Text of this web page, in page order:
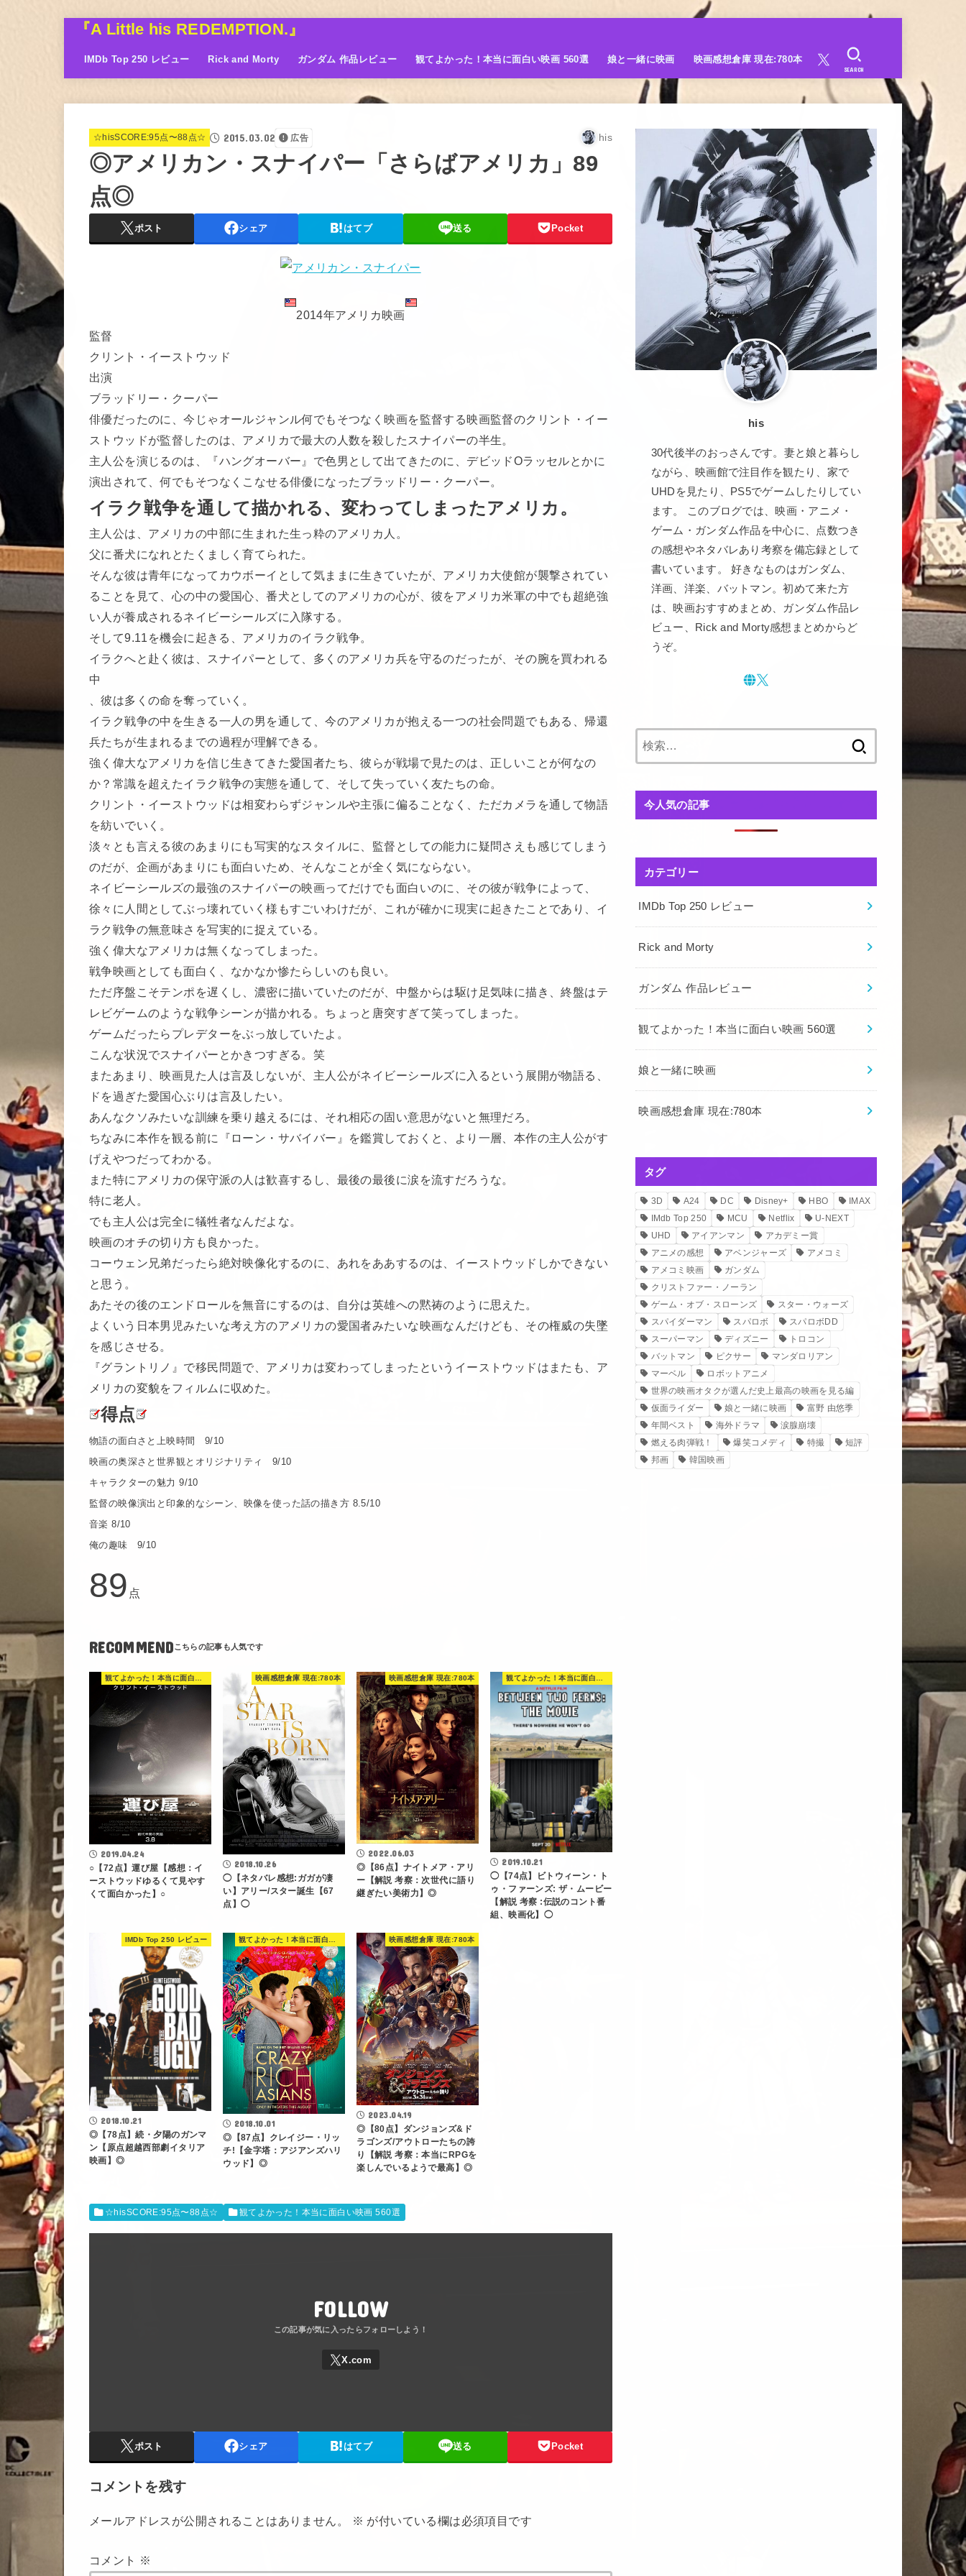
『A Little his REDEMPTION.』
IMDb Top 250 レビュー Rick and Morty ガンダム 作品レビュー 観てよかった！本当に面白い映画 560選 娘と一緒に映画 映画感想倉庫 現在:780本
SEARCH
☆hisSCORE:95点〜88点☆ 2015.03.02 広告 his
◎アメリカン・スナイパー「さらばアメリカ」89
点◎
ポスト シェア はてブ 送る Pocket
2014年アメリカ映画
監督
クリント・イーストウッド
出演
ブラッドリー・クーパー
俳優だったのに、今じゃオールジャンル何でもそつなく映画を監督する映画監督のクリント・イー
ストウッドが監督したのは、アメリカで最大の人数を殺したスナイパーの半生。
主人公を演じるのは、『ハングオーバー』で色男として出てきたのに、デビッドOラッセルとかに
演出されて、何でもそつなくこなせる俳優になったブラッドリー・クーパー。
イラク戦争を通して描かれる、変わってしまったアメリカ。
主人公は、アメリカの中部に生まれた生っ粋のアメリカ人。
父に番犬になれとたくましく育てられた。
そんな彼は青年になってカウボーイとして気ままに生きていたが、アメリカ大使館が襲撃されてい
ることを見て、心の中の愛国心、番犬としてのアメリカの心が、彼をアメリカ米軍の中でも超絶強
い人が養成されるネイビーシールズに入隊する。
そして9.11を機会に起きる、アメリカのイラク戦争。
イラクへと赴く彼は、スナイパーとして、多くのアメリカ兵を守るのだったが、その腕を買われる
中
、彼は多くの命を奪っていく。
イラク戦争の中を生きる一人の男を通して、今のアメリカが抱える一つの社会問題でもある、帰還
兵たちが生まれるまでの過程が理解できる。
強く偉大なアメリカを信じ生きてきた愛国者たち、彼らが戦場で見たのは、正しいことが何なの
か？常識を超えたイラク戦争の実態を通して、そして失っていく友たちの命。
クリント・イーストウッドは相変わらずジャンルや主張に偏ることなく、ただカメラを通して物語
を紡いでいく。
淡々とも言える彼のあまりにも写実的なスタイルに、監督としての能力に疑問さえも感じてしまう
のだが、企画があまりにも面白いため、そんなことが全く気にならない。
ネイビーシールズの最強のスナイパーの映画ってだけでも面白いのに、その彼が戦争によって、
徐々に人間としてぶっ壊れていく様もすごいわけだが、これが確かに現実に起きたことであり、イ
ラク戦争の無意味さを写実的に捉えている。
強く偉大なアメリカは無くなってしまった。
戦争映画としても面白く、なかなか惨たらしいのも良い。
ただ序盤こそテンポを遅くし、濃密に描いていたのだが、中盤からは駆け足気味に描き、終盤はテ
レビゲームのような戦争シーンが描かれる。ちょっと唐突すぎて笑ってしまった。
ゲームだったらプレデターをぶっ放していたよ。
こんな状況でスナイパーとかきつすぎる。笑
またあまり、映画見た人は言及しないが、主人公がネイビーシールズに入るという展開が物語る、
ドを過ぎた愛国心ぶりは言及したい。
あんなクソみたいな訓練を乗り越えるには、それ相応の固い意思がないと無理だろ。
ちなみに本作を観る前に『ローン・サバイバー』を鑑賞しておくと、より一層、本作の主人公がす
げえやつだってわかる。
また特にアメリカの保守派の人は歓喜するし、最後の最後に涙を流すだろうな。
特に老人。
でも主人公は完全に犠牲者なんだよな。
映画のオチの切り方も良かった。
コーウェン兄弟だったら絶対映像化するのに、あれをああするのは、イーストウッドしかできない
と思う。
あたその後のエンドロールを無音にするのは、自分は英雄への黙祷のように思えた。
よくいう日本男児みたいな考え方のアメリカの愛国者みたいな映画なんだけども、その権威の失墜
を感じさせる。
『グラントリノ』で移民問題で、アメリカは変わってしまったというイーストウッドはまたも、ア
メリカの変貌をフィルムに収めた。
得点
物語の面白さと上映時間 9/10
映画の奥深さと世界観とオリジナリティ 9/10
キャラクターの魅力 9/10
監督の映像演出と印象的なシーン、映像を使った話の描き方 8.5/10
音楽 8/10
俺の趣味 9/10
89 点
RECOMMEND
観てよかった！本当に面白い映画 560選
2019.04.24
○【72点】運び屋【感想：イ
ーストウッドゆるくて見やす
くて面白かった】○
映画感想倉庫 現在:780本
2018.10.26
◯【ネタバレ感想:ガガが凄
い】アリー/スター誕生【67
点】◯
映画感想倉庫 現在:780本
2022.06.03
◎【86点】ナイトメア・アリ
ー【解説 考察：次世代に語り
継ぎたい美術力】◎
観てよかった！本当に面白い映画 560選
2019.10.21
◯【74点】ビトウィーン・ト
ゥ・ファーンズ: ザ・ムービー
【解説 考察 :伝説のコント番
組、映画化】◯
IMDb Top 250 レビュー
2018.10.21
◎【78点】続・夕陽のガンマ
ン【原点超越西部劇イタリア
映画】◎
観てよかった！本当に面白い映画 560選
2018.10.01
◎【87点】クレイジー・リッ
チ!【金字塔：アジアンズハリ
ウッド】◎
映画感想倉庫 現在:780本
2023.04.19
◎【80点】ダンジョンズ&ド
ラゴンズ/アウトローたちの誇
り【解説 考察：本当にRPGを
楽しんでいるようで最高】◎
☆hisSCORE:95点〜88点☆ 観てよかった！本当に面白い映画 560選
FOLLOW
ポスト シェア はてブ 送る Pocket
コメントを残す
メールアドレスが公開されることはありません。 ※ が付いている欄は必須項目です
コメント ※
his
30代後半のおっさんです。妻と娘と暮らし
ながら、映画館で注目作を観たり、家で
UHDを見たり、PS5でゲームしたりしてい
ます。 このブログでは、映画・アニメ・
ゲーム・ガンダム作品を中心に、点数つき
の感想やネタバレあり考察を備忘録として
書いています。 好きなものはガンダム、
洋画、洋楽、バットマン。初めて来た方
は、映画おすすめまとめ、ガンダム作品レ
ビュー、Rick and Morty感想まとめからど
うぞ。
今人気の記事
カテゴリー
IMDb Top 250 レビュー
Rick and Morty
ガンダム 作品レビュー
観てよかった！本当に面白い映画 560選
娘と一緒に映画
映画感想倉庫 現在:780本
タグ
3D A24 DC Disney+ HBO
IMAX
IMdb Top 250
MCU Netflix
U-NEXT
UHD
アイアンマン
アカデミー賞
アニメの感想
アベンジャーズ
アメコミ
アメコミ映画
ガンダム
クリストファー・ノーラン
ゲーム・オブ・スローンズ
スター・ウォーズ
スパイダーマン
スパロボ
スパロボDD
スーパーマン
ディズニー
トロコン
バットマン
ピクサー
マンダロリアン
マーベル
ロボットアニメ
世界の映画オタクが選んだ史上最高の映画を見る編
仮面ライダー
娘と一緒に映画
富野 由悠季
年間ベスト
海外ドラマ
涙腺崩壊
燃える肉弾戦！
爆笑コメディ 特撮
短評
邦画
韓国映画